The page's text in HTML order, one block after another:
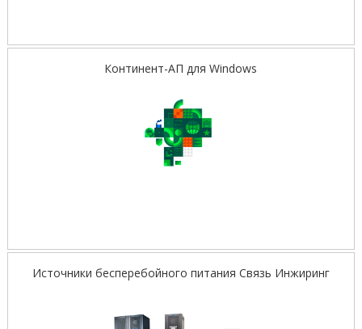
Континент-АП для Windows
Источники бесперебойного питания Связь Инжиринг